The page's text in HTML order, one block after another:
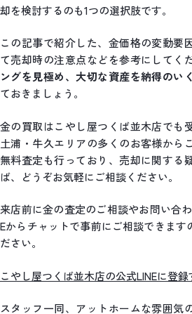
却を検討するのも1つの選択肢です。
この記事で紹介した、金価格の変動要
て売却時の注意点などを参考にしてくだ
ングを見極め、大切な資産を納得のい
ておきましょう。
金の買取はこやし屋つくば並木店でも
土浦・牛久エリアの多くのお客様から
無料査定も行っており、売却に関する
ば、どうぞお気軽にご相談ください。
来店前に金の査定のご相談やお問い合
Eからチャットで事前にご相談できます
ださい。
こやし屋つくば並木店の公式LINEに登録
スタッフ一同、アットホームな雰囲気